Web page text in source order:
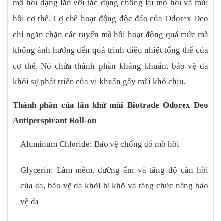
mặt trời, bảo quản nơi khô ráo thoáng mát Tránh tiếp xúc với mắt
Thông tin sản phẩm Tên sản phẩm: Biotrade Odorex Deo
Dung tích: 40ml Hạn sử dụng: Xem trên bao bì
mồ hôi dạng lăn với tác dụng chống lại mồ hôi và mùi
hôi cơ thể. Cơ chế hoạt động độc đáo của Odorex Deo
chỉ ngăn chặn các tuyến mồ hôi hoạt động quá mức mà
không ảnh hưởng đến quá trình điều nhiệt tổng thể của
cơ thể. Nó chứa thành phần kháng khuẩn, bảo vệ da
khỏi sự phát triển của vi khuẩn gây mùi khó chịu.
Thành phần của lăn khử mùi Biotrade Odorex Deo
Antiperspirant Roll-on
Aluminum Chloride: Bảo vệ chống đổ mồ hôi
Glycerin: Làm mềm, dưỡng ẩm và tăng độ đàn hồi
của da, bảo vệ da khỏi bị khô và tăng chức năng bảo
vệ da